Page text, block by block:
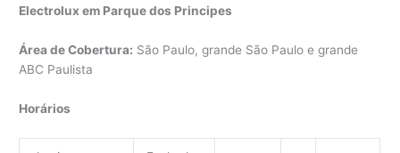
Electrolux em Parque dos Principes
Área de Cobertura: São Paulo, grande São Paulo e grande
ABC Paulista
Horários